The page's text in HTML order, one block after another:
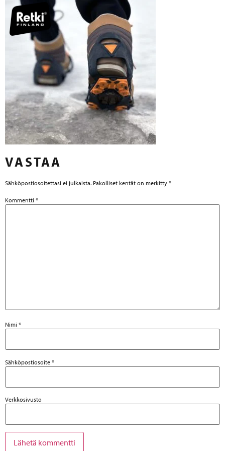
VASTAA
Sähköpostiosoitettasi ei julkaista. Pakolliset kentät on merkitty *
Kommentti *
Nimi *
Sähköpostiosoite *
Verkkosivusto